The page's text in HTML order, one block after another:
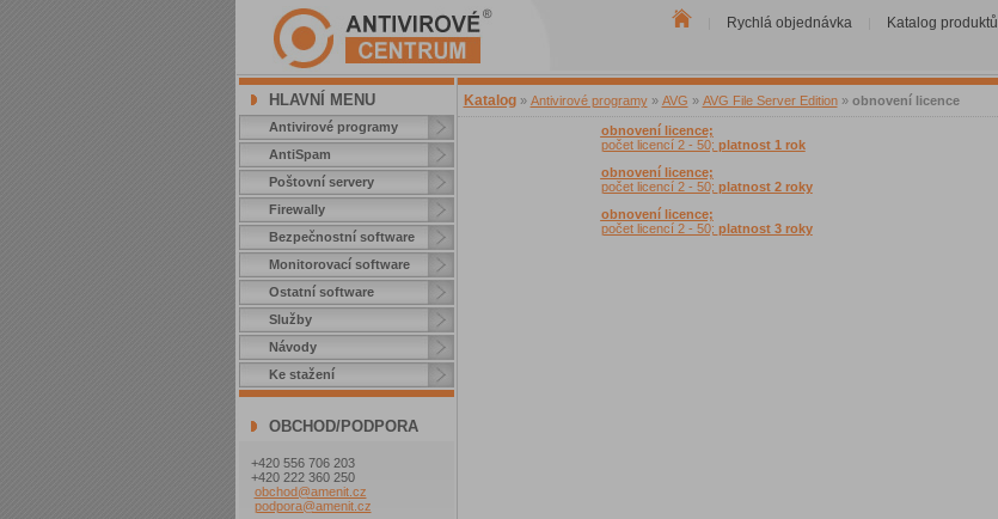
Rychlá objednávka Katalog produktů
HLAVNÍ MENU
Antivirové programy
AntiSpam
Poštovní servery
Firewally
Bezpečnostní software
Monitorovací software
Ostatní software
Služby
Návody
Ke stažení
OBCHOD/PODPORA
+420 556 706 203
+420 222 360 250
obchod@amenit.cz
podpora@amenit.cz
Katalog » Antivirové programy » AVG » AVG File Server Edition » obnovení licence
obnovení licence;
počet licencí 2 - 50; platnost 1 rok
obnovení licence;
počet licencí 2 - 50; platnost 2 roky
obnovení licence;
počet licencí 2 - 50; platnost 3 roky